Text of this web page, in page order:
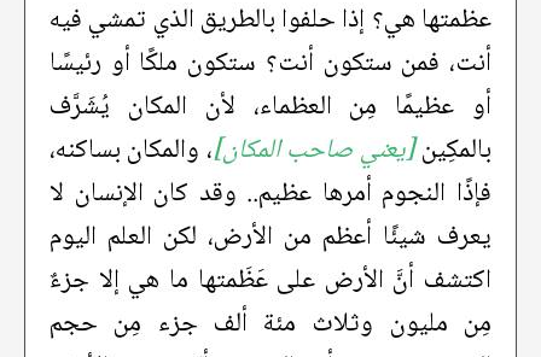
عظمتها هي؟ إذا حلفوا بالطريق الذي تمشي فيه
أنت، فمن ستكون أنت؟ ستكون ملكًا أو رئيسًا
أو عظيمًا مِن العظماء، لأن المكان يُشَرَّف
بالمكِين[يعني صاحب المكان]، والمكان بساكنه،
فإذًا النجوم أمرها عظيم.. وقد كان الإنسان لا
يعرف شيئًا أعظم من الأرض، لكن العلم اليوم
اكتشف أنَّ الأرض على عَظَمتها ما هي إلا جزءٌ
مِن مليون وثلاث مئة ألف جزء مِن حجم